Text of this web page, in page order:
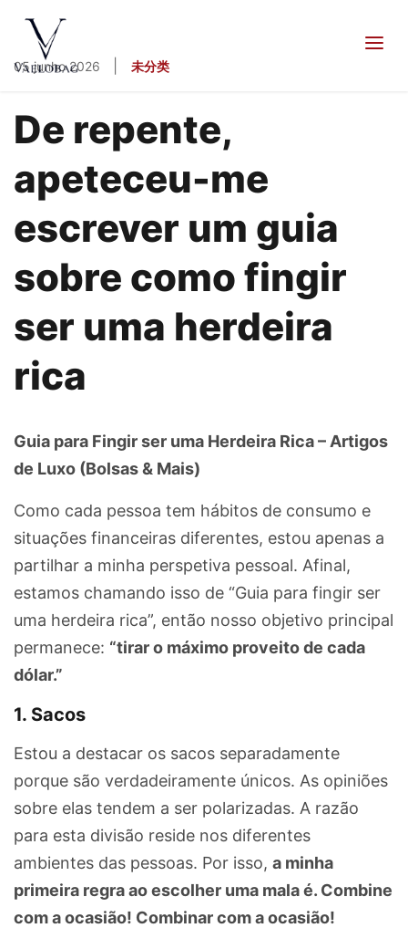
conteúdo
Vaelobag
05 junho 2026 未分类
De repente,
apeteceu-me
escrever um guia
sobre como fingir
ser uma herdeira
rica
Guia para Fingir ser uma Herdeira Rica – Artigos
de Luxo (Bolsas & Mais)
Como cada pessoa tem hábitos de consumo e
situações financeiras diferentes, estou apenas a
partilhar a minha perspetiva pessoal. Afinal,
estamos chamando isso de “Guia para fingir ser
uma herdeira rica”, então nosso objetivo principal
permanece: “tirar o máximo proveito de cada
dólar.”
1. Sacos
Estou a destacar os sacos separadamente
porque são verdadeiramente únicos. As opiniões
sobre elas tendem a ser polarizadas. A razão
para esta divisão reside nos diferentes
ambientes das pessoas. Por isso, a minha
primeira regra ao escolher uma mala é. Combine
com a ocasião! Combinar com a ocasião!